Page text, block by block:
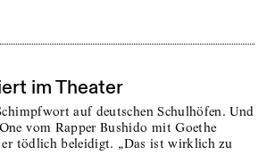
im Theater
auf deutschen Schulhöfen. Und
vom Rapper Bushido mit Goethe
tödlich beleidigt. „Das ist wirklich zu